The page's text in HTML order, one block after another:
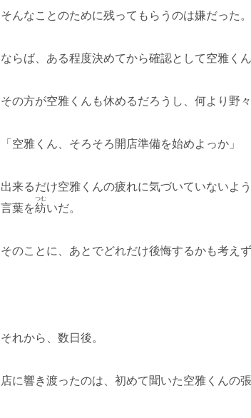
そんなことのために残ってもらうのは嫌だった。
ならば、ある程度決めてから確認として空雅くん
その方が空雅くんも休めるだろうし、何より野
「空雅くん、そろそろ開店準備を始めよっか」
出来るだけ空雅くんの疲れに気づいていないよ
言葉を紡
つむ
いだ。
そのことに、あとでどれだけ後悔するかも考えず
それから、数日後。
店に響き渡ったのは、初めて聞いた空雅くんの